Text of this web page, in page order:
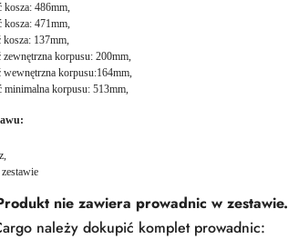
kosza: 486mm,
kosza: 471mm,
kosza: 137mm,
zewnętrzna korpusu: 200mm,
wewnętrzna korpusu:164mm,
minimalna korpusu: 513mm,
nie zawiera prowadnic w zestawie.
należy dokupić komplet prowadnic: